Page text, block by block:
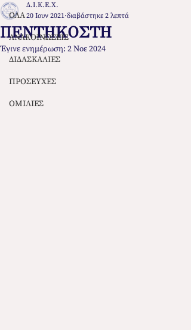
ΟΛΑ
ΑΝΑΚΟΙΝΩΣΕΙΣ
ΔΙΔΑΣΚΑΛΙΕΣ
ΠΡΟΣΕΥΧΕΣ
ΟΜΙΛΙΕΣ
ΠΕΝΤΗΚΟΣΤΗ
Δ.Ι.Κ.Ε.Χ.
20 Ιουν 2021 διαβάστηκε 2 λεπτά
Έγινε ενημέρωση: 2 Νοε 2024